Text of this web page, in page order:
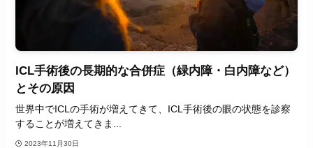
ICL手術後の長期的な合併症（緑内障・白内障など）
とその原因
世界中でICLの手術が増えてきて、ICL手術後の眼の状態を診察
することが増えてきま...
2023年11月30日